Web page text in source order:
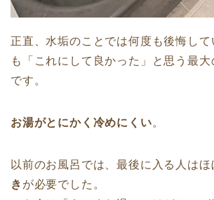
正直、水垢のことでは何度も後悔し
も「これにして良かった」と思う最大
です。
お湯がとにかく冷めにくい。
以前のお風呂では、最後に入る人はほ
き が必要でした。